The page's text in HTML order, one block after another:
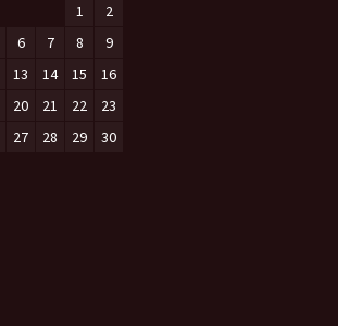
1
2
6 7 8
9
13 14 15
16
20 21 22
23
27 28 29
30